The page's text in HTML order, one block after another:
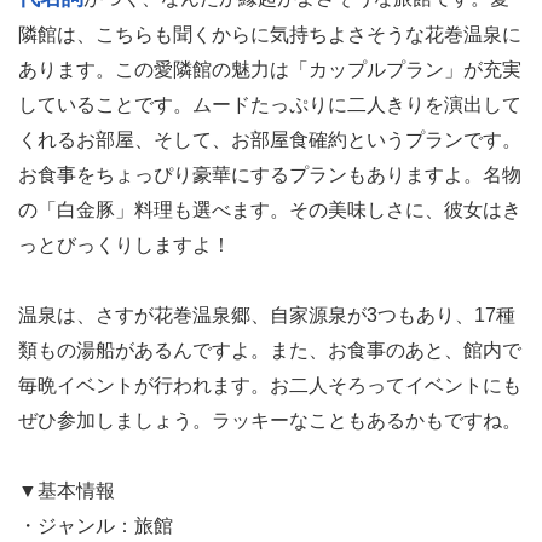
隣館は、こちらも聞くからに気持ちよさそうな花巻温泉に
あります。この愛隣館の魅力は「カップルプラン」が充実
していることです。ムードたっぷりに二人きりを演出して
くれるお部屋、そして、お部屋食確約というプランです。
お食事をちょっぴり豪華にするプランもありますよ。名物
の「白金豚」料理も選べます。その美味しさに、彼女はき
っとびっくりしますよ！
温泉は、さすが花巻温泉郷、自家源泉が3つもあり、17種
類もの湯船があるんですよ。また、お食事のあと、館内で
毎晩イベントが行われます。お二人そろってイベントにも
ぜひ参加しましょう。ラッキーなこともあるかもですね。
▼基本情報
・ジャンル：旅館